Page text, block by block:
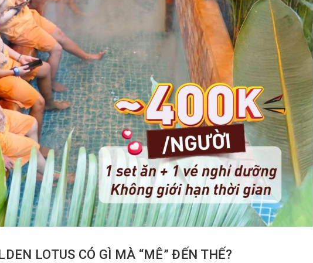
LOTUS CÓ GÌ MÀ “MÊ” ĐẾN THẾ?